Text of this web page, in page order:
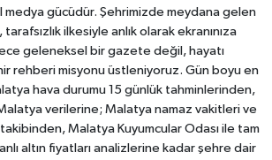
medya gücüdür. Şehrimizde meydana gelen
ilkesiyle anlık olarak ekranınıza
geleneksel bir gazete değil, hayatı
rehberi misyonu üstleniyoruz. Gün boyu en
hava durumu 15 günlük tahminlerinden,
verilerine; Malatya namaz vakitleri ve
Malatya Kuyumcular Odası ile tam
altın fiyatları analizlerine kadar şehre dair